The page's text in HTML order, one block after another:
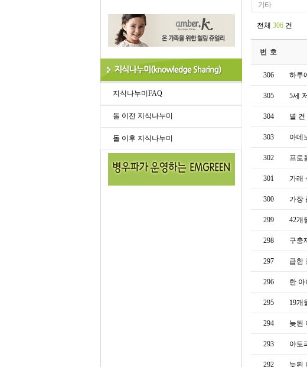
지식나누미FAQ
돌 이전 지식나누미
돌 이후 지식나누미
기타
전체 306 건
번 호
306 하루
305 5세
304 별
303 아데
302 프로
301 가래
300 가장
299 42개
298 구충
297 급한
296 한
295 19개
294 늦된
293 아토
292 늦된